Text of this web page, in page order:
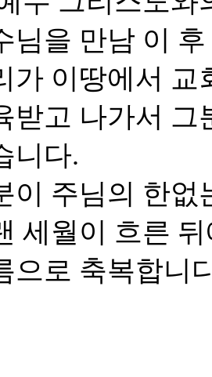
님을 만남 이
가 이땅에서
받고 나가서
니다.
이 주님의 한
세월이 흐른
으로 축복합니